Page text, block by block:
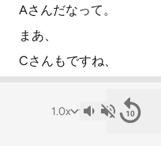
Aさんだなって。
まあ、
Cさんもですね、
Cさんね、